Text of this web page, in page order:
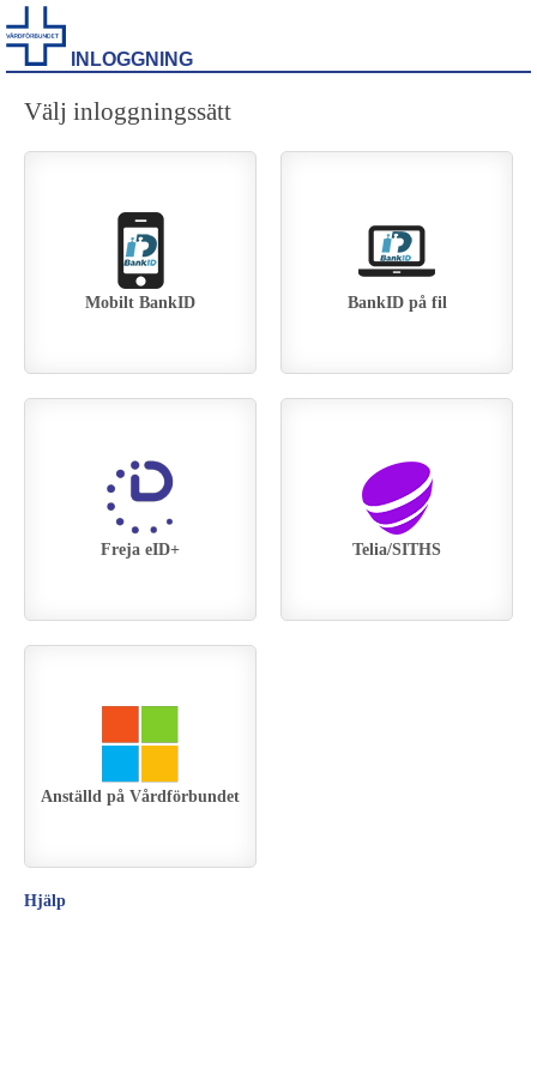
INLOGGNING
Välj inloggningssätt
Mobilt BankID BankID på fil
Telia/SITHS
Anställd på Vårdförbundet
Freja eID+
Hjälp